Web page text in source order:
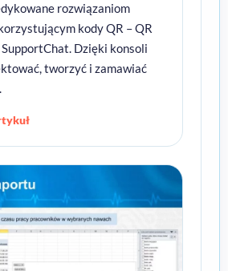
rozwiązaniom
kody QR – QR
Dzięki konsoli
tworzyć i zamawiać